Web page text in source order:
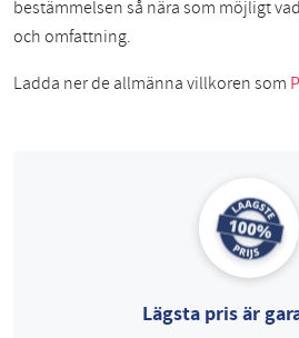
bestämmelsen så nära som möjligt
och omfattning.
Ladda ner de allmänna villkoren som
Lägsta pris är